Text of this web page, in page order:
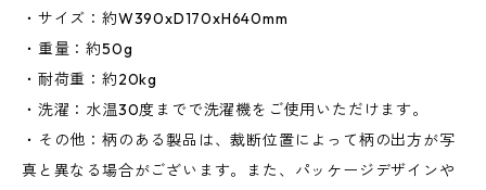
・サイズ：約W390xD170xH640mm
・重量：約50g
・耐荷重：約20kg
・洗濯：水温30度までで洗濯機をご使用いただけます。
・その他：柄のある製品は、裁断位置によって柄の出方が写
真と異なる場合がございます。また、パッケージデザインや